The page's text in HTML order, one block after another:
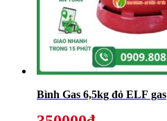
Bình Gas 6,5kg đỏ ELF gas